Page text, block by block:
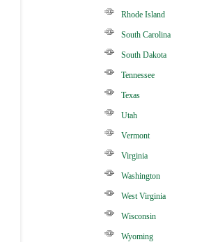
Rhode Island
South Carolina
South Dakota
Tennessee
Texas
Utah
Vermont
Virginia
Washington
West Virginia
Wisconsin
Wyoming